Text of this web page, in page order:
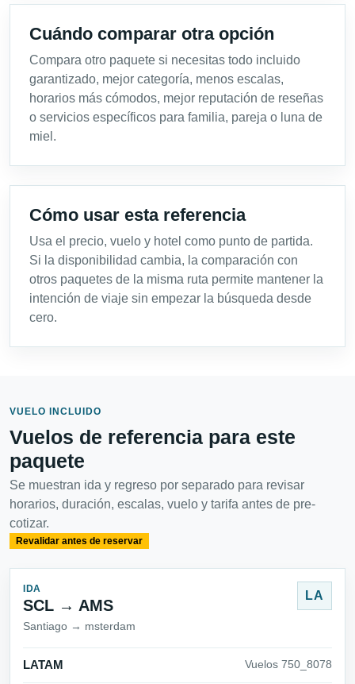
Cuándo comparar otra opción
Compara otro paquete si necesitas todo incluido
garantizado, mejor categoría, menos escalas,
horarios más cómodos, mejor reputación de reseñas
o servicios específicos para familia, pareja o luna de
miel.
Cómo usar esta referencia
Usa el precio, vuelo y hotel como punto de partida.
Si la disponibilidad cambia, la comparación con
otros paquetes de la misma ruta permite mantener la
intención de viaje sin empezar la búsqueda desde
cero.
VUELO INCLUIDO
Vuelos de referencia para este
paquete
Se muestran ida y regreso por separado para revisar
horarios, duración, escalas, vuelo y tarifa antes de pre-
cotizar.
Revalidar antes de reservar
IDA
SCL → AMS
Santiago → msterdam
LA
LATAM Vuelos 750_8078